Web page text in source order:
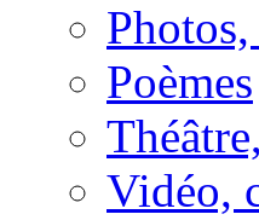
Poèmes
Vidéo,